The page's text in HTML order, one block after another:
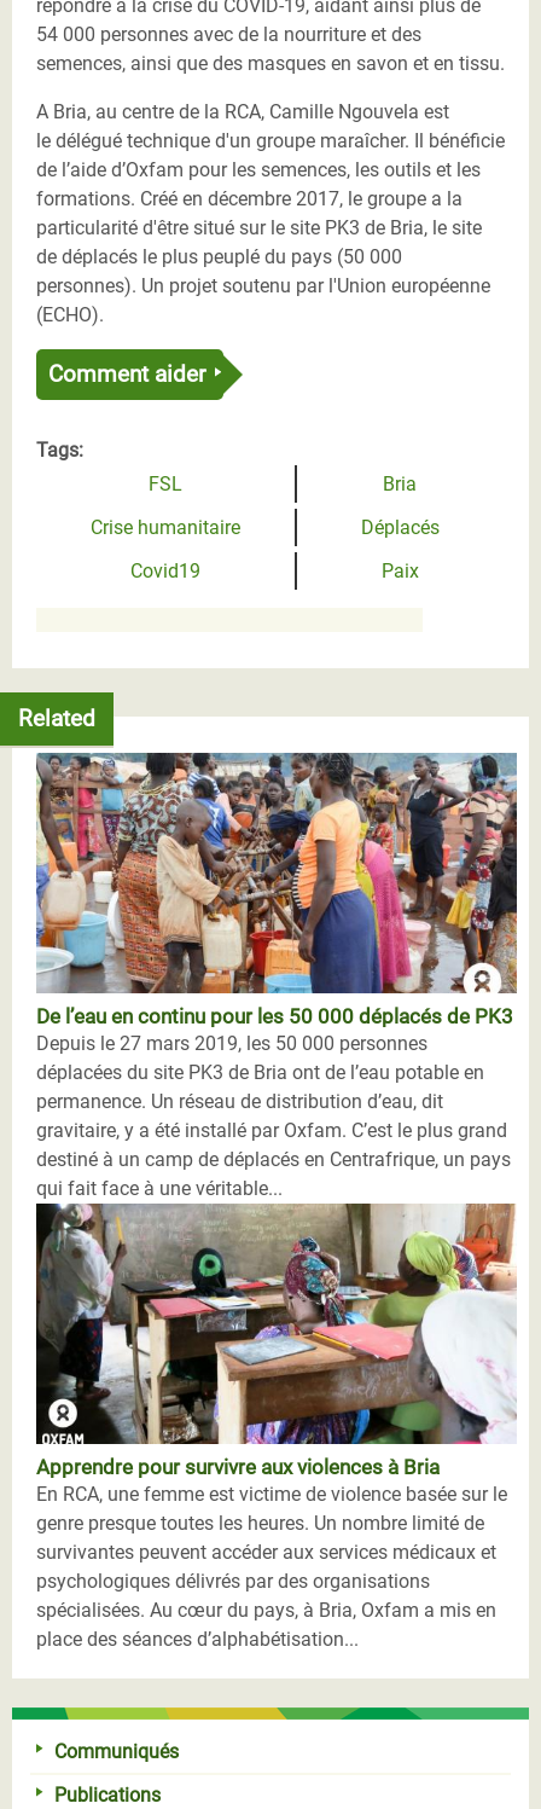
répondre à la crise du COVID-19, aidant ainsi plus de
54 000 personnes avec de la nourriture et des
semences, ainsi que des masques en savon et en tissu.
A Bria, au centre de la RCA, Camille Ngouvela est
le délégué technique d'un groupe maraîcher. Il bénéficie
de l’aide d’Oxfam pour les semences, les outils et les
formations. Créé en décembre 2017, le groupe a la
particularité d'être situé sur le site PK3 de Bria, le site
de déplacés le plus peuplé du pays (50 000
personnes). Un projet soutenu par l'Union européenne
(ECHO).
Comment aider
Tags:
FSL
Bria
Crise humanitaire
Déplacés
Covid19
Paix
Related
De l’eau en continu pour les 50 000 déplacés de PK3
Depuis le 27 mars 2019, les 50 000 personnes
déplacées du site PK3 de Bria ont de l’eau potable en
permanence. Un réseau de distribution d’eau, dit
gravitaire, y a été installé par Oxfam. C’est le plus grand
destiné à un camp de déplacés en Centrafrique, un pays
qui fait face à une véritable...
Apprendre pour survivre aux violences à Bria
En RCA, une femme est victime de violence basée sur le
genre presque toutes les heures. Un nombre limité de
survivantes peuvent accéder aux services médicaux et
psychologiques délivrés par des organisations
spécialisées. Au cœur du pays, à Bria, Oxfam a mis en
place des séances d’alphabétisation...
Communiqués
Publications